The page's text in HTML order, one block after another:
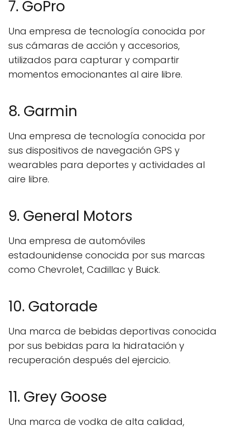
7. GoPro
Una empresa de tecnología conocida por
sus cámaras de acción y accesorios,
utilizados para capturar y compartir
momentos emocionantes al aire libre.
8. Garmin
Una empresa de tecnología conocida por
sus dispositivos de navegación GPS y
wearables para deportes y actividades al
aire libre.
9. General Motors
Una empresa de automóviles
estadounidense conocida por sus marcas
como Chevrolet, Cadillac y Buick.
10. Gatorade
Una marca de bebidas deportivas conocida
por sus bebidas para la hidratación y
recuperación después del ejercicio.
11. Grey Goose
Una marca de vodka de alta calidad,